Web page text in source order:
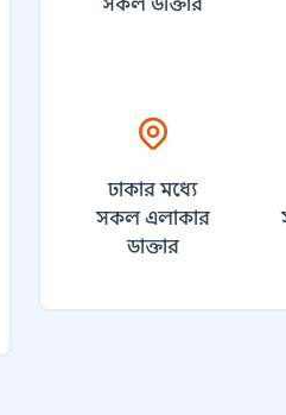
সকল ডাক্তার
ঢাকার মধ্যে
সকল এলাকার
ডাক্তার